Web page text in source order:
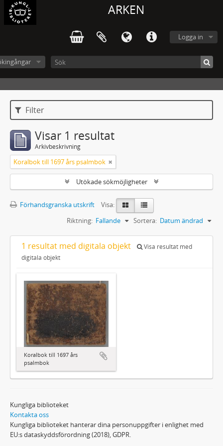
ARKEN
Logga in
Filter
Visar 1 resultat
Arkivbeskrivning
Koralbok till 1697 års psalmbok
Utökade sökmöjligheter
Förhandsgranska utskrift
Visa:
Sortera: Datum ändrad
Riktning: Fallande
1 resultat med digitala objekt
Visa resultat med
digitala objekt
Koralbok till 1697 års
psalmbok
Kungliga biblioteket
Kontakta oss
Kungliga biblioteket hanterar dina personuppgifter i enlighet med
EU:s dataskyddsförordning (2018), GDPR.